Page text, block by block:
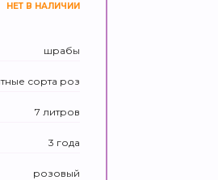
НЕТ В НАЛИЧИИ
шрабы
сорта роз
7 литров
3 года
розовый